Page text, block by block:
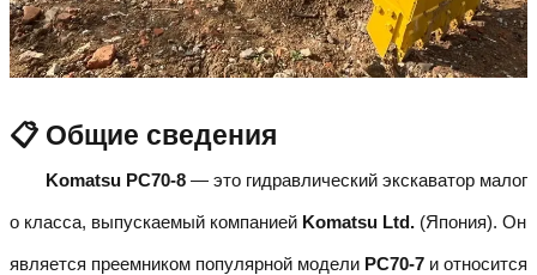
📋 Общие сведения
Komatsu PC70-8 — это гидравлический экскаватор малог
о класса, выпускаемый компанией Komatsu Ltd. (Япония). Он
является преемником популярной модели PC70-7 и относится